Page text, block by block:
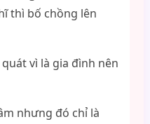
thì bố chồng lên
vì là gia đình nên
nhưng đó chỉ là